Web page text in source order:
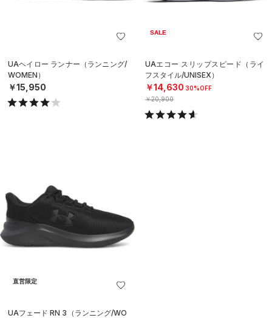
UAヘイロー ランナー（ランニング/
WOMEN）
￥15,950
SALE
UAエコー スリップスピード（ライ
フスタイル/UNISEX）
￥14,630 30%OFF
￥20,900
直営限定
UAフェード RN 3（ランニング/WO